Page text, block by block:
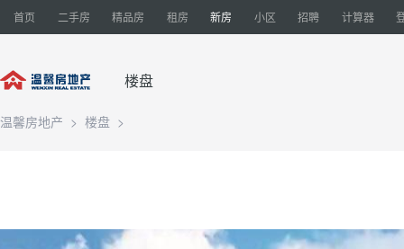
首页 二手房 精品房 租房 新房 小区 招聘 计算器
楼盘
温馨房地产 > 楼盘 >